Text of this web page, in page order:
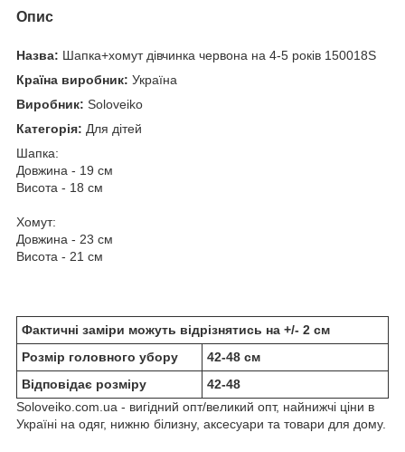
Опис
Назва: Шапка+хомут дівчинка червона на 4-5 років 150018S
Країна виробник: Україна
Виробник: Soloveiko
Категорія: Для дітей
Шапка:
Довжина - 19 см
Висота - 18 см
Хомут:
Довжина - 23 см
Висота - 21 см
Фактичні заміри можуть відрізнятись на +/- 2 см
Розмір головного убору
42-48 см
Відповідає розміру
42-48
Soloveiko.com.ua - вигідний опт/великий опт, найнижчі ціни в
Україні на одяг, нижню білизну, аксесуари та товари для дому.